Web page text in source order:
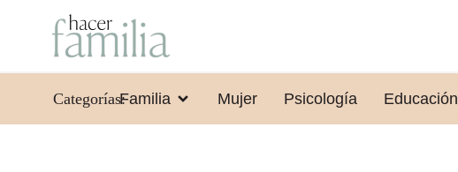
Categorías:Familia Mujer Psicología Educación